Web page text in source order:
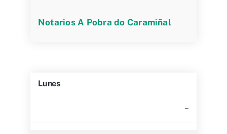
Notarios A Pobra do Caramiñal
Lunes
–